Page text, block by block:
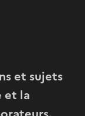
et sujets
et la